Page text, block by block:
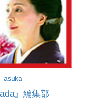
』編集部